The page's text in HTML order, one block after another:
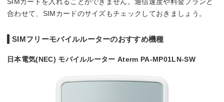
SIMカードを入れることができません。通信速度や料金プランと
合わせて、SIMカードのサイズもチェックしておきましょう。
SIMフリーモバイルルーターのおすすめ機種
日本電気(NEC) モバイルルーター Aterm PA-MP01LN-SW